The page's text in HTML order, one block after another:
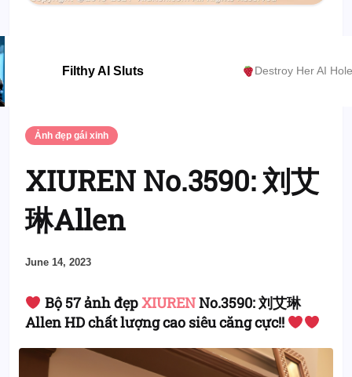
Filthy AI Sluts Destroy Her AI
Ảnh đẹp gái xinh
XIUREN No.3590: 刘艾
琳Allen
June 14, 2023
Bộ 57 ảnh đẹpXIURENNo.3590: 刘艾琳
Allen HD chất lượng cao siêu căng cực!!